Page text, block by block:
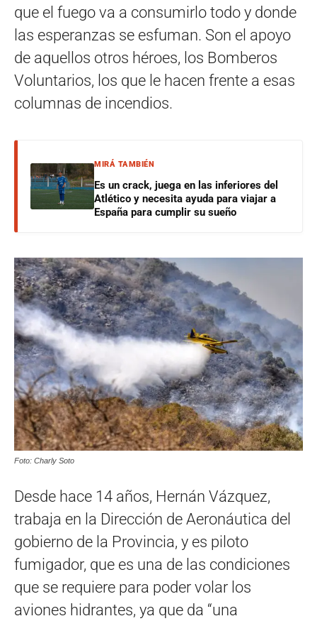
que el fuego va a consumirlo todo y donde
las esperanzas se esfuman. Son el apoyo
de aquellos otros héroes, los Bomberos
Voluntarios, los que le hacen frente a esas
columnas de incendios.
MIRÁ TAMBIÉN
Es un crack, juega en las inferiores del
Atlético y necesita ayuda para viajar a
España para cumplir su sueño
Foto: Charly Soto
Desde hace 14 años, Hernán Vázquez,
trabaja en la Dirección de Aeronáutica del
gobierno de la Provincia, y es piloto
fumigador, que es una de las condiciones
que se requiere para poder volar los
aviones hidrantes, ya que da “una